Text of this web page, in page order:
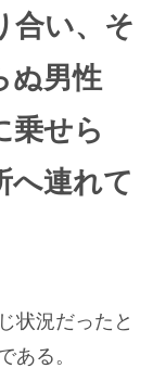
合い、そ
ぬ男性
乗せら
へ連れて
状況だったと
ある。